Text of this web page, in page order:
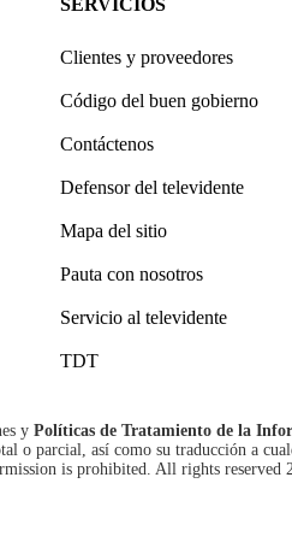
SERVICIOS
Clientes y proveedores
Código del buen gobierno
Contáctenos
Defensor del televidente
Mapa del sitio
Pauta con nosotros
Servicio al televidente
TDT
y Políticas de Tratamiento de la
o parcial, así como su traducción a
is prohibited. All rights reserved